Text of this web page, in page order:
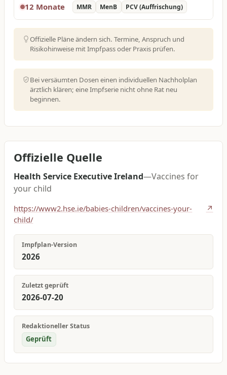
12 Monate MMR MenB PCV (Auffrischung)
Offizielle Pläne ändern sich. Termine, Anspruch und
Risikohinweise mit Impfpass oder Praxis prüfen.
Bei versäumten Dosen einen individuellen Nachholplan
ärztlich klären; eine Impfserie nicht ohne Rat neu
beginnen.
Offizielle Quelle
Health Service Executive Ireland—Vaccines for
your child
https://www2.hse.ie/babies-children/vaccines-your-
child/
↗
Impfplan-Version
2026
Zuletzt geprüft
2026-07-20
Redaktioneller Status
Geprüft